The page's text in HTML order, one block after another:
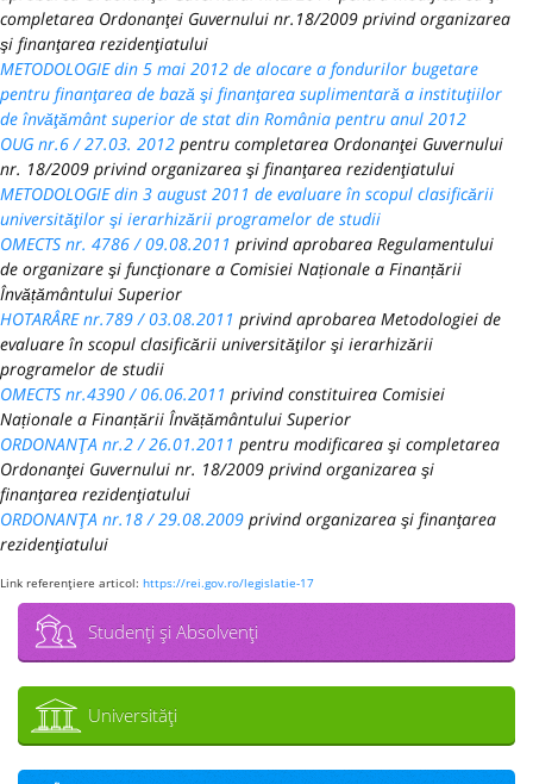
completarea Ordonanţei Guvernului nr.18/2009 privind organizarea
şi finanţarea rezidenţiatului
METODOLOGIE din 5 mai 2012 de alocare a fondurilor bugetare
pentru finanţarea de bază şi finanţarea suplimentară a instituţiilor
de învăţământ superior de stat din România pentru anul 2012
OUG nr.6 / 27.03. 2012 pentru completarea Ordonanţei Guvernului
nr. 18/2009 privind organizarea şi finanţarea rezidenţiatului
METODOLOGIE din 3 august 2011 de evaluare în scopul clasificării
universităţilor şi ierarhizării programelor de studii
OMECTS nr. 4786 / 09.08.2011 privind aprobarea Regulamentului
de organizare şi funcţionare a Comisiei Naționale a Finanțării
Învățământului Superior
HOTARÂRE nr.789 / 03.08.2011 privind aprobarea Metodologiei de
evaluare în scopul clasificării universităţilor şi ierarhizării
programelor de studii
OMECTS nr.4390 / 06.06.2011 privind constituirea Comisiei
Naționale a Finanțării Învățământului Superior
ORDONANŢA nr.2 / 26.01.2011 pentru modificarea şi completarea
Ordonanţei Guvernului nr. 18/2009 privind organizarea şi
finanţarea rezidenţiatului
ORDONANŢA nr.18 / 29.08.2009 privind organizarea şi finanţarea
rezidenţiatului
Link referenţiere articol: https://rei.gov.ro/legislatie-17
Studenţi şi Absolvenţi
Universităţi